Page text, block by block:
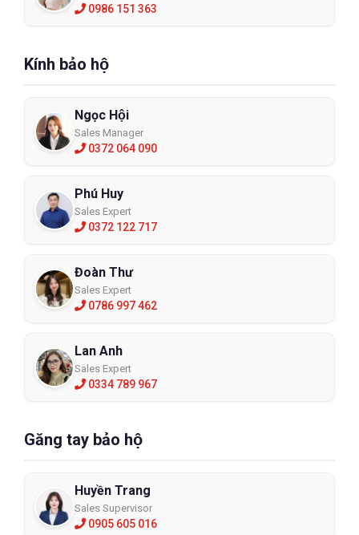
0986 151 363
Kính bảo hộ
Ngọc Hội
Sales Manager
0372 064 090
Phú Huy
Sales Expert
0372 122 717
Đoàn Thư
Sales Expert
0786 997 462
Lan Anh
Sales Expert
0334 789 967
Găng tay bảo hộ
Huyền Trang
Sales Supervisor
0905 605 016